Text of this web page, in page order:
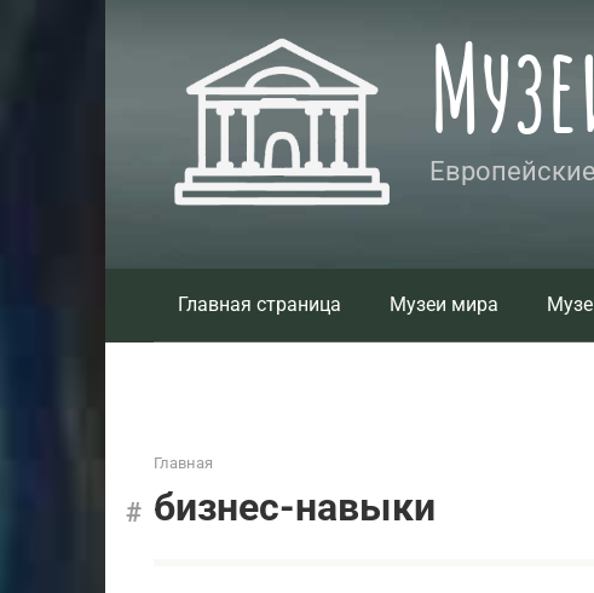
Главная страница Музеи мира
Главная
бизнес-навыки